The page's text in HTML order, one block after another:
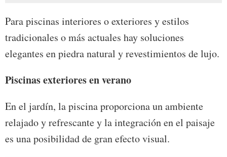
Para piscinas interiores o exteriores y estilos
tradicionales o más actuales hay soluciones
elegantes en piedra natural y revestimientos de lujo.
Piscinas exteriores en verano
En el jardín, la piscina proporciona un ambiente
relajado y refrescante y la integración en el paisaje
es una posibilidad de gran efecto visual.